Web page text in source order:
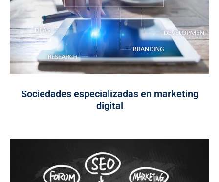
Sociedades especializadas en marketing
digital